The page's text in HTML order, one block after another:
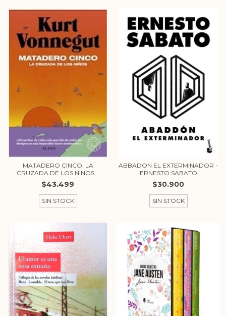
MATADERO CINCO. LA
CRUZADA DE LOS NINOS...
$43.499
SIN STOCK
ABBADON EL EXTERMINADOR -
ERNESTO SABATO
$30.900
SIN STOCK